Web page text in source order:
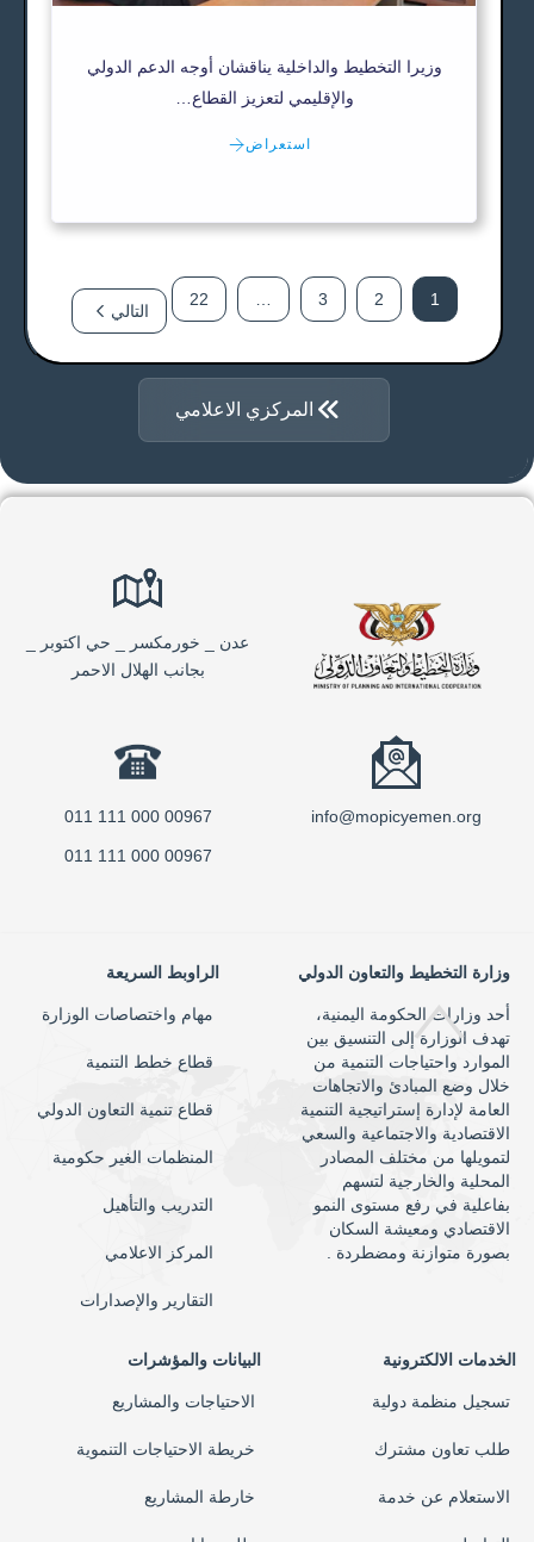
وزيرا التخطيط والداخلية يناقشان أوجه الدعم الدولي
والإقليمي لتعزيز القطاع…
استعراض
1
2
3
22
التالي
المركزي الاعلامي
عدن _ خورمكسر _ حي اكتوبر _
بجانب الهلال الاحمر
info@mopicyemen.org
00967 000 111 011
00967 000 111 011
وزارة التخطيط والتعاون الدولي
أحد وزارات الحكومة اليمنية،
تهدف الوزارة إلى التنسيق بين
الموارد واحتياجات التنمية من
خلال وضع المبادئ والاتجاهات
العامة لإدارة إستراتيجية التنمية
الاقتصادية والاجتماعية والسعي
لتمويلها من مختلف المصادر
المحلية والخارجية لتسهم
بفاعلية في رفع مستوى النمو
الاقتصادي ومعيشة السكان
بصورة متوازنة ومضطردة .
الراوبط السريعة
مهام واختصاصات الوزارة
قطاع خطط التنمية
قطاع تنمية التعاون الدولي
المنظمات الغير حكومية
التدريب والتأهيل
المركز الاعلامي
التقارير والإصدارات
الخدمات الالكترونية
تسجيل منظمة دولية
طلب تعاون مشترك
الاستعلام عن خدمة
البيانات والمؤشرات
الاحتياجات والمشاريع
خريطة الاحتياجات التنموية
خارطة المشاريع